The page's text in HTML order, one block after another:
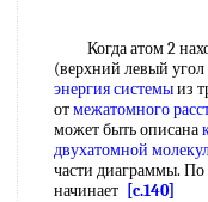
Когда атом 2
(верхний левый
энергия системыиз
отмежатомного
может быть описана
двухатомной
части диаграммы.
начинает [c.140]